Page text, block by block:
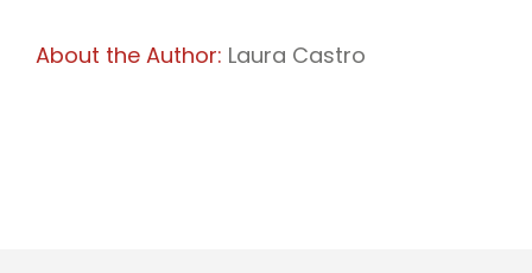
About the Author: Laura Castro